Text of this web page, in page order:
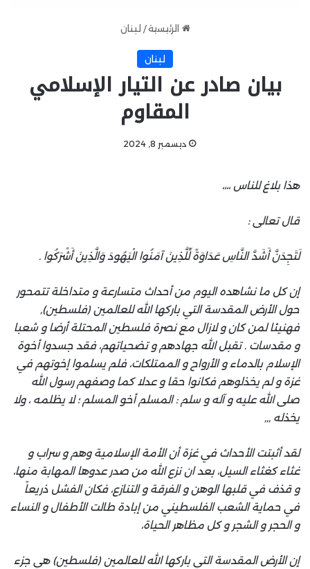
الرئيسية / لبنان
لبنان
بيان صادر عن التيار الإسلامي
المقاوم
ديسمبر 8, 2024
هذا بلاغ للناس ،،،،
قال تعالى :
لَتَجِدَنَّ أَشَدَّ النَّاسِ عَدَاوَةً لِّلَّذِينَ آمَنُوا الْيَهُودَ وَالَّذِينَ أَشْرَكُوا .
إن كل ما نشاهده اليوم من أحداث متسارعة و متداخلة تتمحور
حول الأرض المقدسة التي باركها الله للعالمين (فلسطين),
فهنيئا لمن كان و لازال مع نصرة فلسطين المحتلة أرضا و شعبا
و مقدسات . تقبل الله جهادهم و تضحياتهم، فقد جسدوا أخوة
الإسلام بالدماء و الأرواح و الممتلكات، فلم يسلموا إخوتهم في
غزة و لم يخذلوهم فكانوا حقا و عدلا كما وصفهم رسول الله
صلى الله عليه و آله و سلم : المسلم أخو المسلم ؛ لا يظلمه ، ولا
يخذله ,,,
لقد أثبتت الأحداث في غزة أن الأمة الإسلامية وهم و سراب و
غثاء كغثاء السيل، بعد ان نزع الله من صدر عدوها المهابة منها،
و قذف في قلبها الوهن و الفرقة و التنازع، فكان الفشل ذريعاً
في حماية الشعب الفلسطيني من إبادة طالت الأطفال و النساء
و الحجر و الشجر و كل مظاهر الحياة،
إن الأرض المقدسة التي باركها الله للعالمين (فلسطين) هي جزء